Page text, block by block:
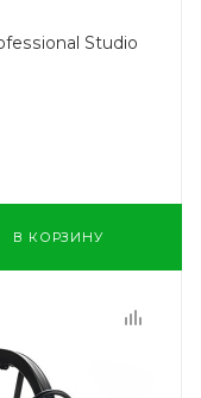
Studio
В КОРЗИНУ